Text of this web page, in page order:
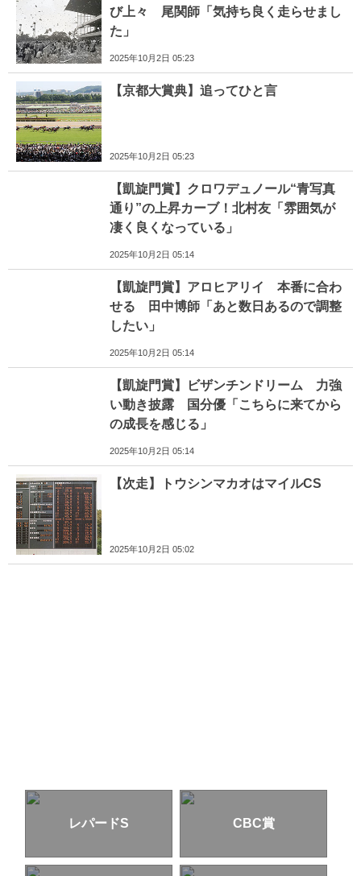
び上々 尾関師「気持ち良く走らせまし
た」
2025年10月2日 05:23
【京都大賞典】追ってひと言
2025年10月2日 05:23
【凱旋門賞】クロワデュノール“青写真
通り”の上昇カーブ！北村友「雰囲気が
凄く良くなっている」
2025年10月2日 05:14
【凱旋門賞】アロヒアリイ 本番に合わ
せる 田中博師「あと数日あるので調整
したい」
2025年10月2日 05:14
【凱旋門賞】ビザンチンドリーム 力強
い動き披露 国分優「こちらに来てから
の成長を感じる」
2025年10月2日 05:14
【次走】トウシンマカオはマイルCS
2025年10月2日 05:02
レパードS CBC賞